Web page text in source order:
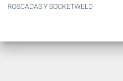
ROSCADAS Y SOCKETWELD